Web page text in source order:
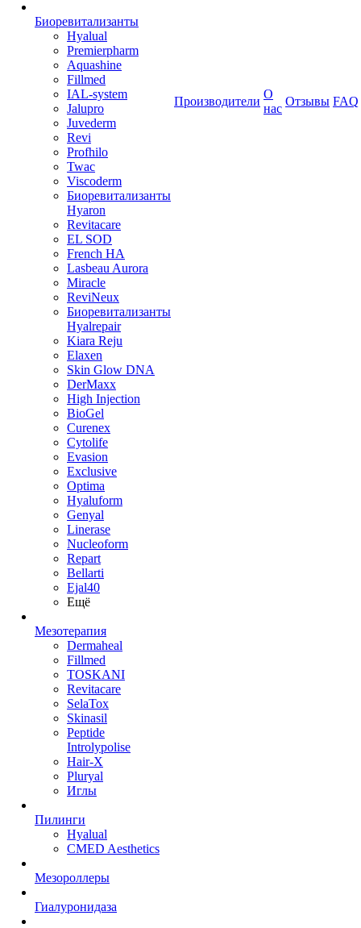
Биоревитализанты
Hyalual
Premierpharm
Aquashine
Fillmed
IAL-system
Jalupro
Juvederm
Revi
Profhilo
Twac
Viscoderm
Биоревитализанты
Hyaron
Revitacare
EL SOD
French HA
Lasbeau Aurora
Miracle
ReviNeux
Биоревитализанты
Hyalrepair
Kiara Reju
Elaxen
Skin Glow DNA
DerMaxx
High Injection
BioGel
Curenex
Cytolife
Evasion
Exclusive
Optima
Hyaluform
Genyal
Linerase
Nucleoform
Repart
Bellarti
Ejal40
Ещё
Мезотерапия
Dermaheal
Fillmed
TOSKANI
Revitacare
SelaTox
Skinasil
Peptide
Introlypolise
Hair-X
Pluryal
Иглы
Пилинги
Hyalual
CMED Aesthetics
Мезороллеры
Гиалуронидаза
Производители
О
нас
Отзывы FAQ